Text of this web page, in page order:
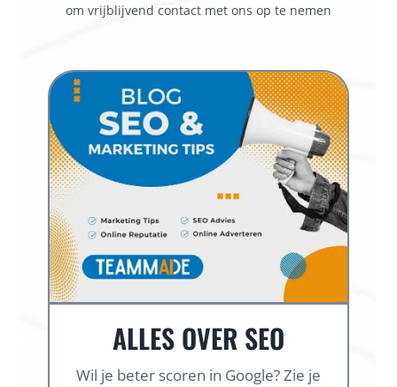
om vrijblijvend contact met ons op te nemen
ALLES OVER SEO
Wil je beter scoren in Google? Zie je